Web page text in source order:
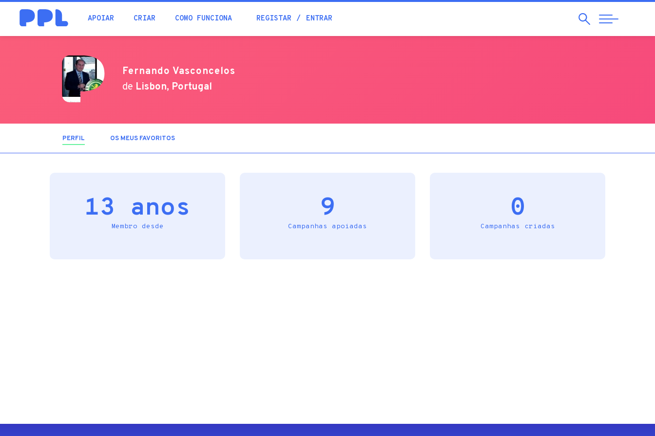
APOIAR CRIAR COMO FUNCIONA REGISTAR ENTRAR Pesquisar
Abrir
Navegação
procura
Fernando Vasconcelos
de Lisbon, Portugal
PERFIL (SEPARADOROS MEUS FAVORITOS
13 anos
Membro desde
9
Campanhas apoiadas
0
Campanhas criadas